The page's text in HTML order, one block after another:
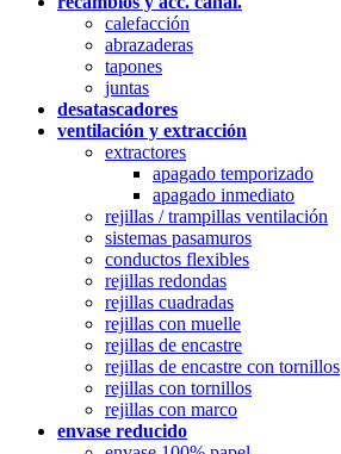
calefacción
abrazaderas
tapones
juntas
desatascadores
ventilación y extracción
extractores
apagado temporizado
apagado inmediato
rejillas / trampillas ventilación
sistemas pasamuros
conductos flexibles
rejillas redondas
rejillas cuadradas
rejillas con muelle
rejillas de encastre
rejillas de encastre con tornillos
rejillas con tornillos
rejillas con marco
envase reducido